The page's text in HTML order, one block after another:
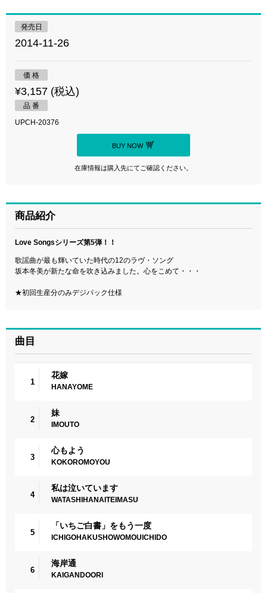
発売日
2014-11-26
価 格
¥3,157 (税込)
品 番
UPCH-20376
BUY NOW
在庫情報は購入先にてご確認ください。
商品紹介
Love Songsシリーズ第5弾！！
歌謡曲が最も輝いていた時代の12のラヴ・ソング
坂本冬美が新たな命を吹き込みました。心をこめて・・・
★初回生産分のみデジパック仕様
曲目
1
花嫁
HANAYOME
2
妹
IMOUTO
3
心もよう
KOKOROMOYOU
4
私は泣いています
WATASHIHANAITEIMASU
5
「いちご白書」をもう一度
ICHIGOHAKUSHOWOMOUICHIDO
6
海岸通
KAIGANDOORI